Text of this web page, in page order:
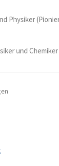
Physiker
und